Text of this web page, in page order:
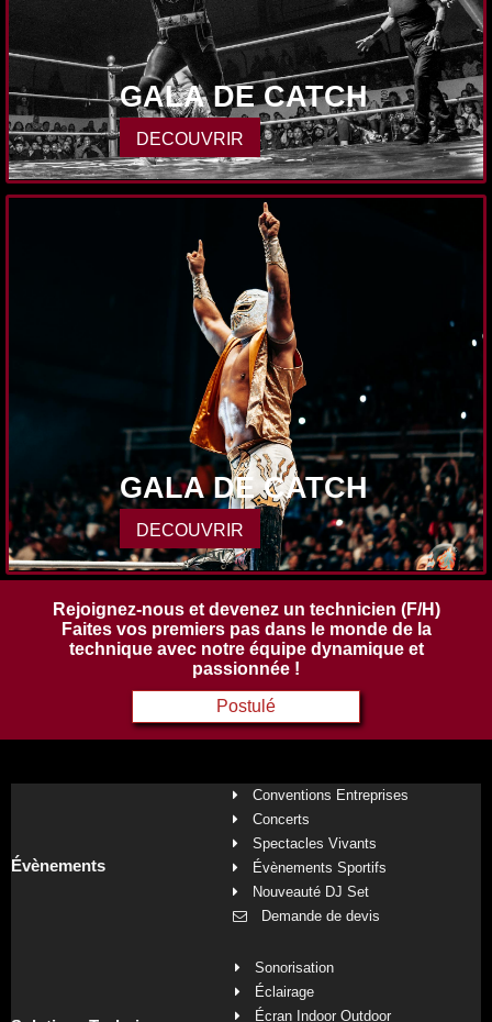
GALA DE CATCH
DECOUVRIR
GALA DE CATCH
DECOUVRIR
Rejoignez-nous et devenez un technicien (F/H)
Faites vos premiers pas dans le monde de la
technique avec notre équipe dynamique et
passionnée !
Postulé
Évènements
Conventions Entreprises
Concerts
Spectacles Vivants
Évènements Sportifs
Nouveauté DJ Set
Demande de devis
Sonorisation
Éclairage
Écran Indoor Outdoor